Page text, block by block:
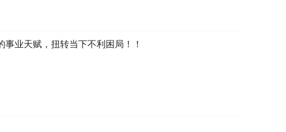
业天赋，扭转当下不利困局！！